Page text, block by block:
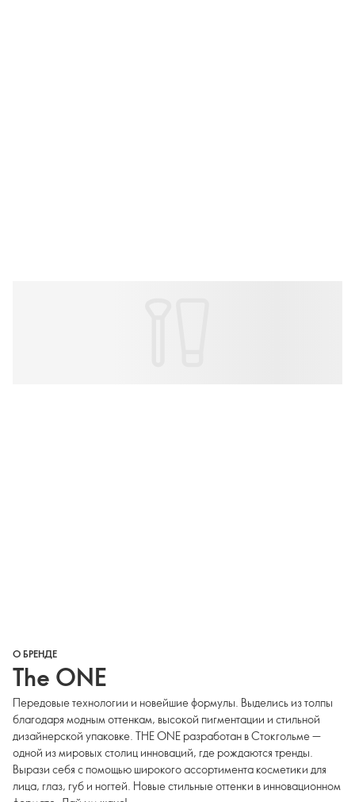
О БРЕНДЕ
The ONE
Передовые технологии и новейшие формулы. Выделись из толпы
благодаря модным оттенкам, высокой пигментации и стильной
дизайнерской упаковке. THE ONE разработан в Стокгольме —
одной из мировых столиц инноваций, где рождаются тренды.
Вырази себя с помощью широкого ассортимента косметики для
лица, глаз, губ и ногтей. Новые стильные оттенки в инновационном